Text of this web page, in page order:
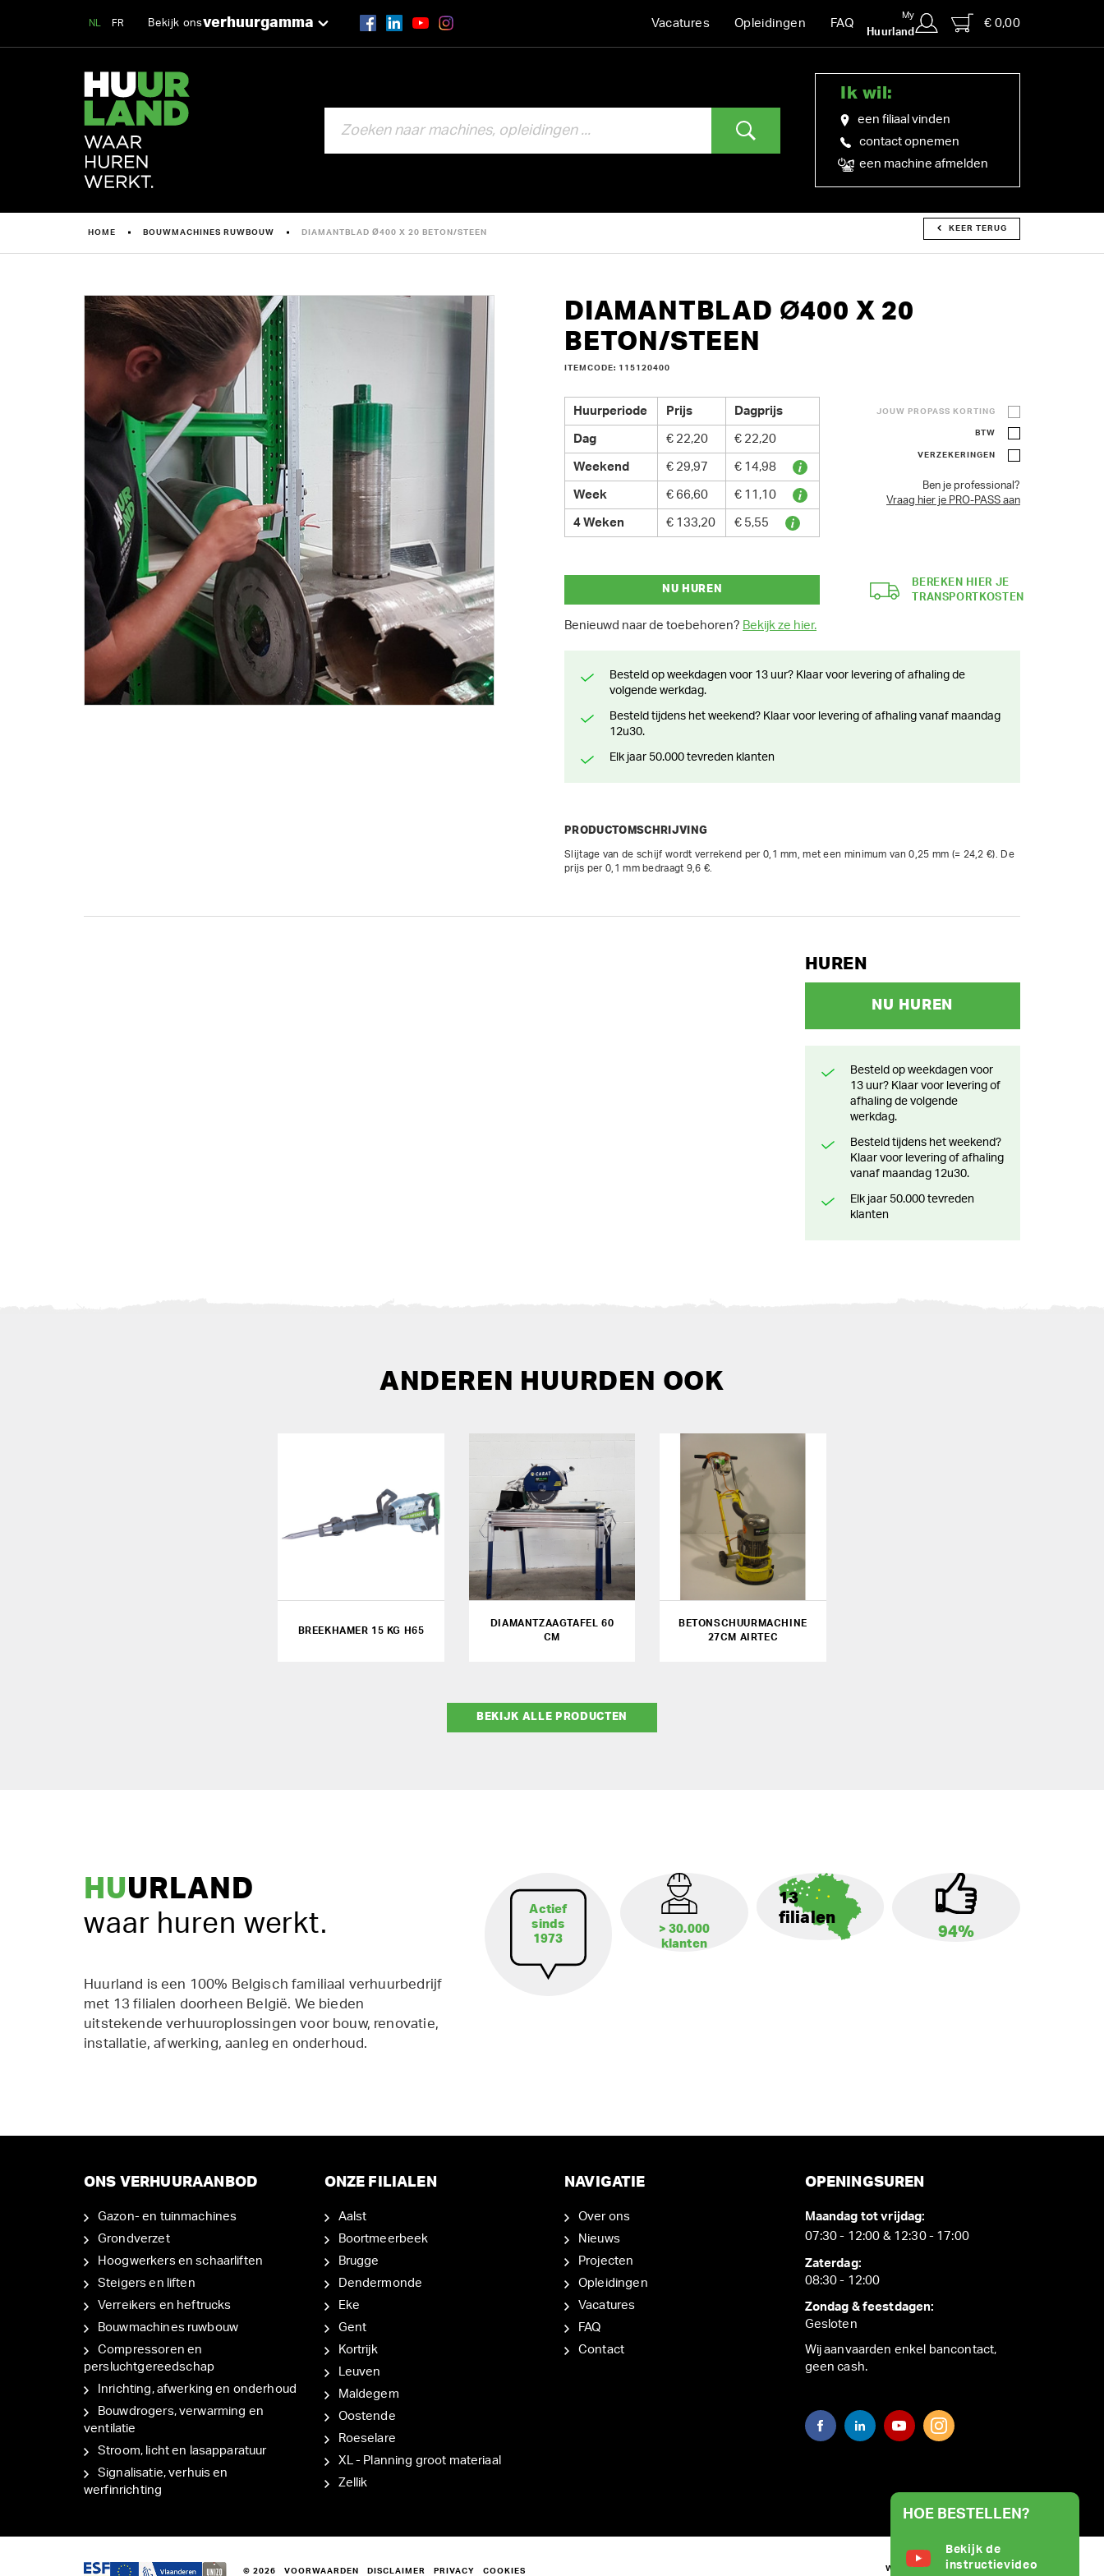
NL FR Bekijk onsverhuurgamma Vacatures Opleidingen FAQ
My
Huurland
€ 0,00
Ik wil:
een filiaal vinden
contact opnemen
een machine afmelden
HOME BOUWMACHINES RUWBOUW DIAMANTBLAD Ø400 X 20 BETON/STEEN KEER TERUG
DIAMANTBLAD Ø400 X 20
BETON/STEEN
ITEMCODE: 115120400
Huurperiode Prijs Dagprijs
Dag € 22,20 € 22,20
Weekend € 29,97 € 14,98
Week € 66,60 € 11,10
4 Weken € 133,20 € 5,55
JOUW PROPASS KORTING
BTW
VERZEKERINGEN
Ben je professional?
Vraag hier je PRO-PASS aan
NU HUREN
Benieuwd naar de toebehoren? Bekijk ze hier.
BEREKEN HIER JE
TRANSPORTKOSTEN
Besteld op weekdagen voor 13 uur? Klaar voor levering of afhaling de
volgende werkdag.
Besteld tijdens het weekend? Klaar voor levering of afhaling vanaf maandag
12u30.
Elk jaar 50.000 tevreden klanten
PRODUCTOMSCHRIJVING
Slijtage van de schijf wordt verrekend per 0,1 mm, met een minimum van 0,25 mm (= 24,2 €). De
prijs per 0,1 mm bedraagt 9,6 €.
HUREN
NU HUREN
Besteld op weekdagen voor
13 uur? Klaar voor levering of
afhaling de volgende
werkdag.
Besteld tijdens het weekend?
Klaar voor levering of afhaling
vanaf maandag 12u30.
Elk jaar 50.000 tevreden
klanten
ANDEREN HUURDEN OOK
BREEKHAMER 15 KG H65
DIAMANTZAAGTAFEL 60
CM
BETONSCHUURMACHINE
27CM AIRTEC
BEKIJK ALLE PRODUCTEN
HUURLAND
waar huren werkt.
Huurland is een 100% Belgisch familiaal verhuurbedrijf
met 13 filialen doorheen België. We bieden
uitstekende verhuuroplossingen voor bouw, renovatie,
installatie, afwerking, aanleg en onderhoud.
Actief
sinds
1973
> 30.000
klanten
13
filialen
94%
ONS VERHUURAANBOD
Gazon- en tuinmachines
Grondverzet
Hoogwerkers en schaarliften
Steigers en liften
Verreikers en heftrucks
Bouwmachines ruwbouw
Compressoren en
persluchtgereedschap
Inrichting, afwerking en onderhoud
Bouwdrogers, verwarming en
ventilatie
Stroom, licht en lasapparatuur
Signalisatie, verhuis en
werfinrichting
ONZE FILIALEN
Aalst
Boortmeerbeek
Brugge
Dendermonde
Eke
Gent
Kortrijk
Leuven
Maldegem
Oostende
Roeselare
XL - Planning groot materiaal
Zellik
NAVIGATIE
Over ons
Nieuws
Projecten
Opleidingen
Vacatures
FAQ
Contact
OPENINGSUREN
Maandag tot vrijdag:
07:30 - 12:00 & 12:30 - 17:00
Zaterdag:
08:30 - 12:00
Zondag & feestdagen:
Gesloten
Wij aanvaarden enkel bancontact,
geen cash.
© 2026 VOORWAARDEN DISCLAIMER PRIVACY COOKIES WEBSITE BY
HOE BESTELLEN?
Bekijk de
instructievideo